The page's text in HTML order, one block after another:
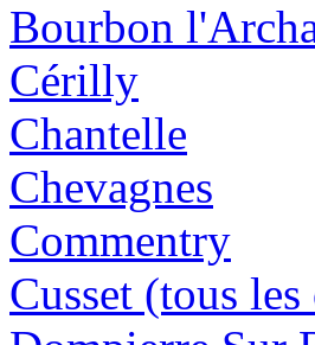
Bourbon
Cérilly
Chantelle
Chevagnes
Commentry
Cusset (tous